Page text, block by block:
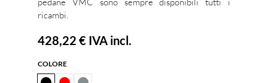
ricambi.
428,22 € IVA incl.
COLORE